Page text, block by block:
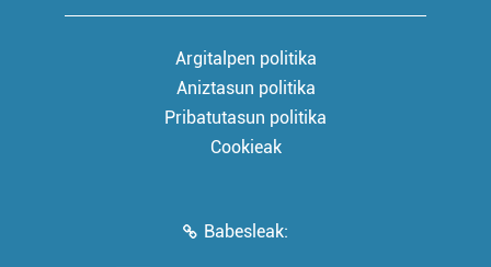
Argitalpen politika
Aniztasun politika
Pribatutasun politika
Cookieak
Babesleak: